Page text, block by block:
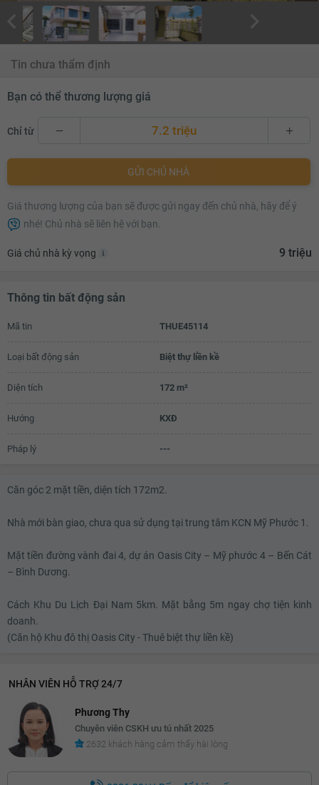
Tin chưa thẩm định
Bạn có thể thương lượng giá
Chỉ từ 7.2 triệu
7.4 triệu
8 triệu
8.1 triệu
8.5 triệu
GỬI CHỦ NHÀ
Giá thương lượng của bạn sẽ được gửi ngay đến chủ nhà, hãy để ý
nhé! Chủ nhà sẽ liên hệ với bạn.
Giá chủ nhà kỳ vọng 9 triệu
Thông tin bất động sản
Mã tin THUE45114
Loại bất động sản Biệt thự liền kề
Diện tích 172 m²
Hướng KXĐ
Pháp lý ---
Căn góc 2 mặt tiền, diện tích 172m2.
Nhà mới bàn giao, chưa qua sử dụng tại trung tâm KCN Mỹ Phước 1.
Mặt tiền đường vành đai 4, dự án Oasis City – Mỹ phước 4 – Bến Cát
– Bình Dương.
Cách Khu Du Lịch Đại Nam 5km. Mặt bằng 5m ngay chợ tiện kinh
doanh.
(Căn hộ Khu đô thị Oasis City - Thuê biệt thự liền kề)
NHÂN VIÊN HỖ TRỢ 24/7
Phương Thy
Chuyên viên CSKH ưu tú nhất 2025
2632 khách hàng cảm thấy hài lòng